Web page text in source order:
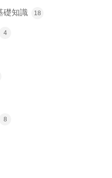
礎知識 18
4
8